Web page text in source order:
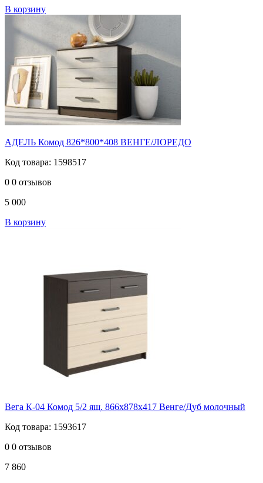
В корзину
АДЕЛЬ Комод 826*800*408 ВЕНГЕ/ЛОРЕДО
Код товара: 1598517
0 0 отзывов
5 000
В корзину
Вега К-04 Комод 5/2 ящ. 866х878х417 Венге/Дуб молочный
Код товара: 1593617
0 0 отзывов
7 860